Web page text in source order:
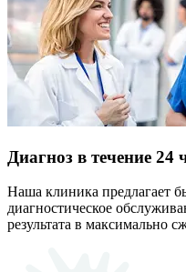
Диагноз в течение 24
Наша клиника предлагает
диагностическое
результата в максимально